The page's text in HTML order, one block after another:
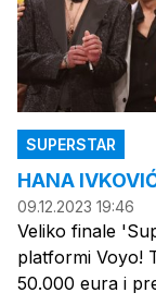
SUPERSTAR
HANA
09.12.2023 19:46
Veliko finale
platformi Voyo!
50.000 eura i